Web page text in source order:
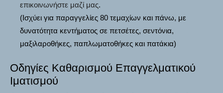
επικοινωνήστε μαζί μας.
(Ισχύει για παραγγελίες 80 τεμαχίων και πάνω, με
δυνατότητα κεντήματος σε πετσέτες, σεντόνια,
μαξιλαροθήκες, παπλωματοθήκες και πατάκια)
Οδηγίες Καθαρισμού Επαγγελματικού
Ιματισμού